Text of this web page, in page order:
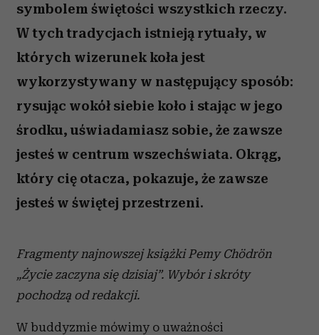
symbolem świętości wszystkich rzeczy.
W tych tradycjach istnieją rytuały, w
których wizerunek koła jest
wykorzystywany w następujący sposób:
rysując wokół siebie koło i stając w jego
środku, uświadamiasz sobie, że zawsze
jesteś w centrum wszechświata. Okrąg,
który cię otacza, pokazuje, że zawsze
jesteś w świętej przestrzeni.
Fragmenty najnowszej książki Pemy Chödrön
„Życie zaczyna się dzisiaj”. Wybór i skróty
pochodzą od redakcji.
W buddyzmie mówimy o uważności